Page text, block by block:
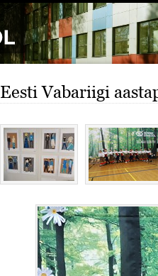
Eesti Vabariigi